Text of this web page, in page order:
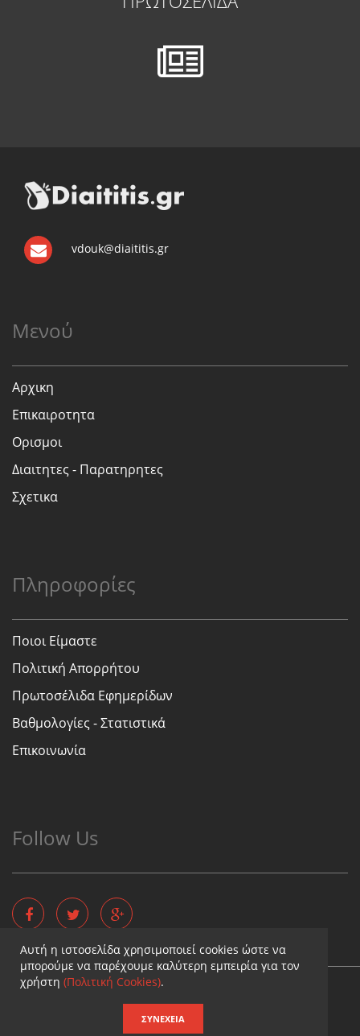
vdouk@diaititis.gr
Μενού
Αρχικη
Επικαιροτητα
Ορισμοι
Διαιτητες - Παρατηρητες
Σχετικα
Πληροφορίες
Ποιοι Είμαστε
Πολιτική Απορρήτου
Πρωτοσέλιδα Εφημερίδων
Βαθμολογίες - Στατιστικά
Επικοινωνία
Follow Us
Copyright © - Diaititis.gr - All Rights Reserved.
Σχεδιασμός & κατασκευή ιστοσελίδων
Αυτή η ιστοσελίδα χρησιμοποιεί cookies ώστε να
μπορούμε να παρέχουμε καλύτερη εμπειρία για τον
χρήστη (Πολιτική Cookies).
ΣΥΝΈΧΕΙΑ